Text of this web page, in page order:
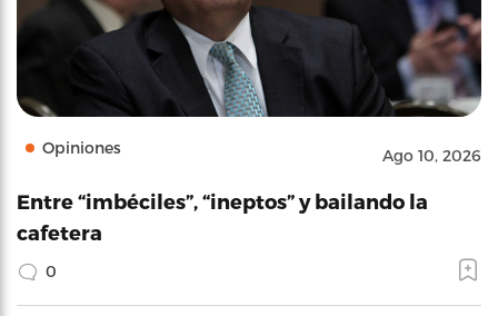
Opiniones Ago 10, 2026
Entre “imbéciles”, “ineptos” y bailando la
cafetera
0